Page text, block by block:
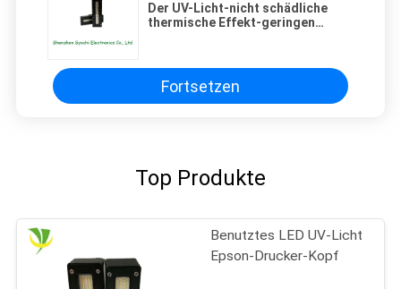
Der UV-Licht-nicht schädliche
thermische Effekt-geringen
Fortsetzen
Top Produkte
Benutztes LED UV-Licht
Epson-Drucker-Kopf